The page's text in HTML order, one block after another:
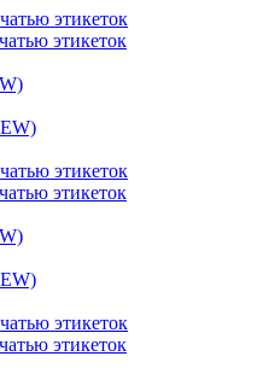
этикеток
этикеток
этикеток
этикеток
этикеток
этикеток